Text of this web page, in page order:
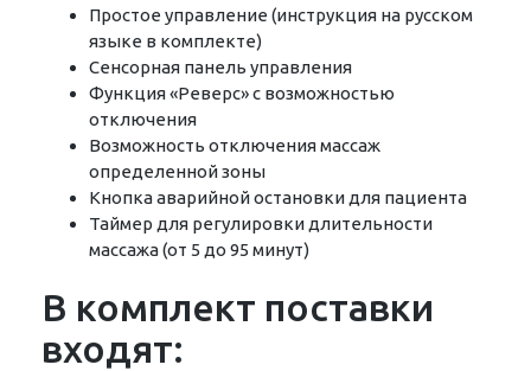
Простое управление (инструкция на русском
языке в комплекте)
Сенсорная панель управления
Функция «Реверс» с возможностью
отключения
Возможность отключения массаж
определенной зоны
Кнопка аварийной остановки для пациента
Таймер для регулировки длительности
массажа (от 5 до 95 минут)
В комплект поставки
входят: